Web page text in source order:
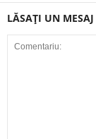
LĂSAȚI UN MESAJ